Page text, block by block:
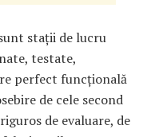
stații de lucru
testate,
perfect funcțională
de cele second
de evaluare, de